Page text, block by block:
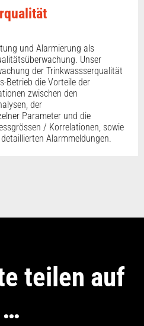
und Alarmierung als
Unser
der Trinkwassserqualität
Betrieb die Vorteile der
zwischen den
der
Parameter und die
/ Korrelationen, sowie
Alarmmeldungen.
teilen auf
…